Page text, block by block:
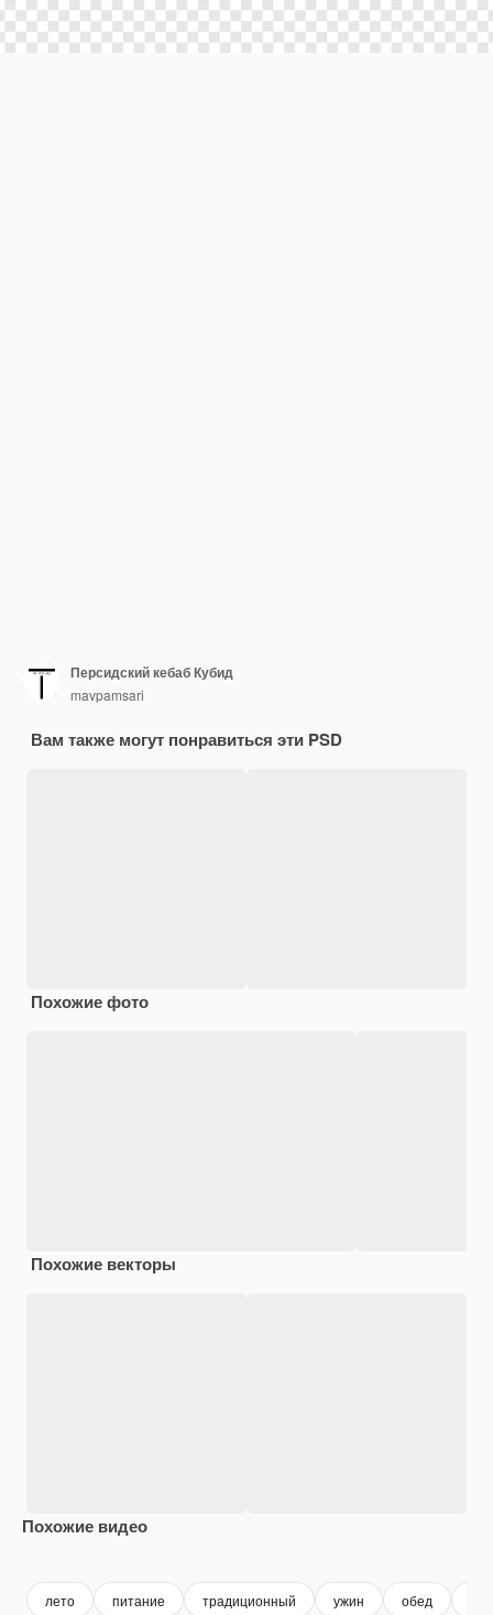
Персидский кебаб Кубид
mavpamsari
Вам также могут понравиться эти PSD
Похожие фото
Похожие векторы
Похожие видео
лето питание традиционный ужин обед